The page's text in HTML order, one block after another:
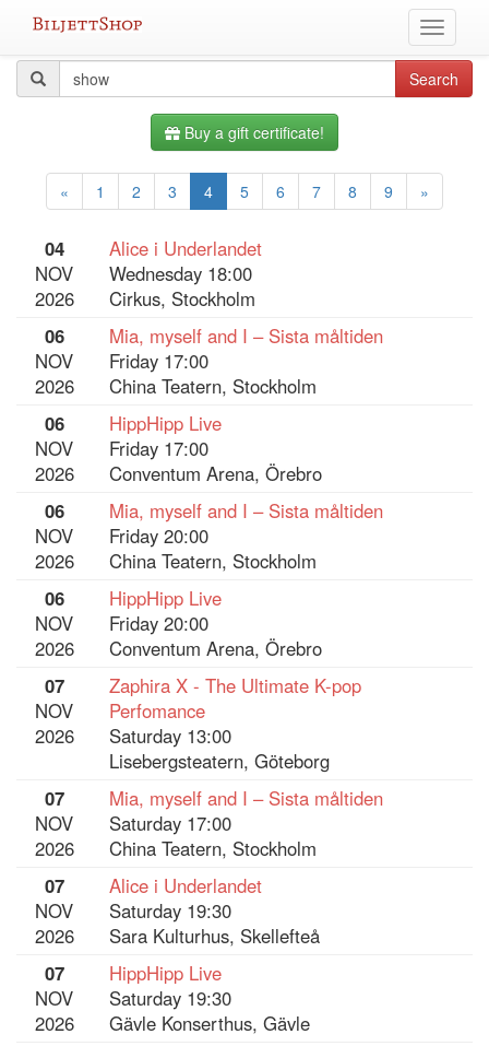
Toggle
All
query
Search
Buy a gift certificate!
« 1 2 3 4 5 6 7 8 9 »
04
NOV
2026
Alice i Underlandet
Wednesday 18:00
Cirkus, Stockholm
06
NOV
2026
Mia, myself and I – Sista måltiden
Friday 17:00
China Teatern, Stockholm
06
NOV
2026
HippHipp Live
Friday 17:00
Conventum Arena, Örebro
06
NOV
2026
Mia, myself and I – Sista måltiden
Friday 20:00
China Teatern, Stockholm
06
NOV
2026
HippHipp Live
Friday 20:00
Conventum Arena, Örebro
07
NOV
2026
Zaphira X - The Ultimate K-pop
Perfomance
Saturday 13:00
Lisebergsteatern, Göteborg
07
NOV
2026
Mia, myself and I – Sista måltiden
Saturday 17:00
China Teatern, Stockholm
07
NOV
2026
Alice i Underlandet
Saturday 19:30
Sara Kulturhus, Skellefteå
07
NOV
2026
HippHipp Live
Saturday 19:30
Gävle Konserthus, Gävle